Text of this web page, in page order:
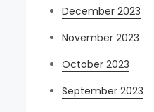
December 2023
November 2023
October 2023
September 2023